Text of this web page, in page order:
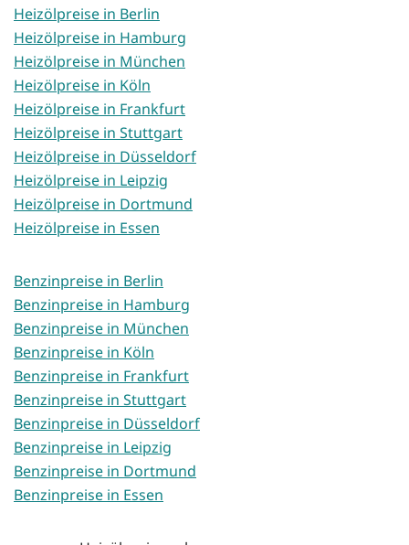
Heizölpreise in Berlin
Heizölpreise in Hamburg
Heizölpreise in München
Heizölpreise in Köln
Heizölpreise in Frankfurt
Heizölpreise in Stuttgart
Heizölpreise in Düsseldorf
Heizölpreise in Leipzig
Heizölpreise in Dortmund
Heizölpreise in Essen
Benzinpreise in Berlin
Benzinpreise in Hamburg
Benzinpreise in München
Benzinpreise in Köln
Benzinpreise in Frankfurt
Benzinpreise in Stuttgart
Benzinpreise in Düsseldorf
Benzinpreise in Leipzig
Benzinpreise in Dortmund
Benzinpreise in Essen